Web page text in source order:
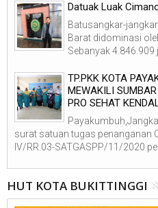
Datuak Luak
Batusangkar-
Barat didominasi
Sebanyak 4.846.909
TP.PKK KOTA
MEWAKILI
PRO SEHAT
surat satuan tugas penanganan
IV/RR.03-SATGASPP/11/2020
HUT KOTA BUKITTINGGI